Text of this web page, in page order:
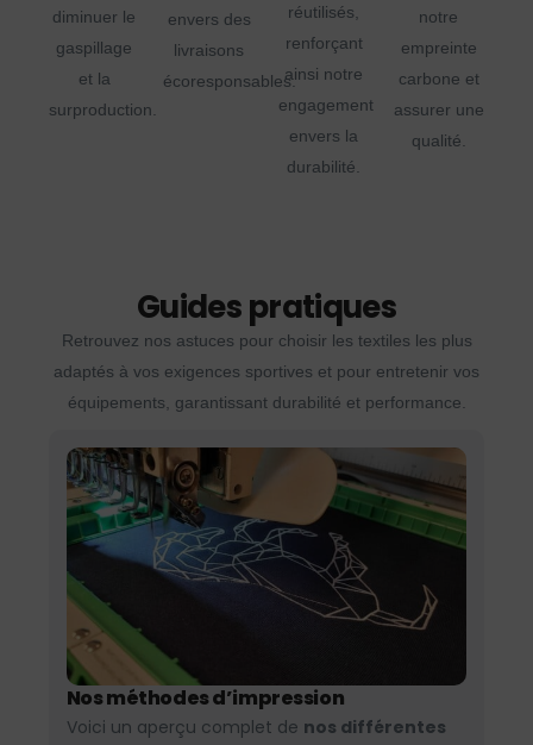
diminuer le
gaspillage
et la
surproduction.
envers des
livraisons
écoresponsables.
réutilisés,
renforçant
ainsi notre
engagement
envers la
durabilité.
notre
empreinte
carbone et
assurer une
qualité.
Guides pratiques
Retrouvez nos astuces pour choisir les textiles les plus
adaptés à vos exigences sportives et pour entretenir vos
équipements, garantissant durabilité et performance.
Nos méthodes d’impression
Voici un aperçu complet de nos différentes